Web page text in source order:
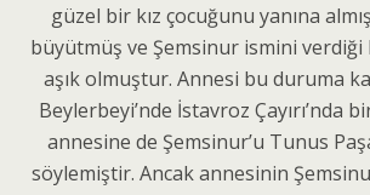
güzel bir kız çocuğunu yanına
büyütmüş ve Şemsinur ismini verdiği
aşık olmuştur. Annesi bu duruma
Beylerbeyi’nde İstavroz Çayırı’nda
annesine de Şemsinur’u Tunus
söylemiştir. Ancak annesinin